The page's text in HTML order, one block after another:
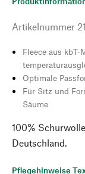
Artikelnummer
Fleece aus
Optimale
Für Sitz und
Säume
100%
Deutschland.
Pflegehinweise